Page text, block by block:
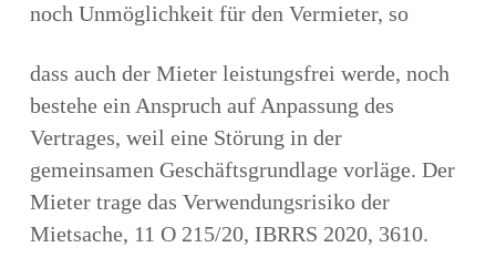
noch Unmöglichkeit für den Vermieter, so
dass auch der Mieter leistungsfrei werde, noch
bestehe ein Anspruch auf Anpassung des
Vertrages, weil eine Störung in der
gemeinsamen Geschäftsgrundlage vorläge. Der
Mieter trage das Verwendungsrisiko der
Mietsache, 11 O 215/20, IBRRS 2020, 3610.